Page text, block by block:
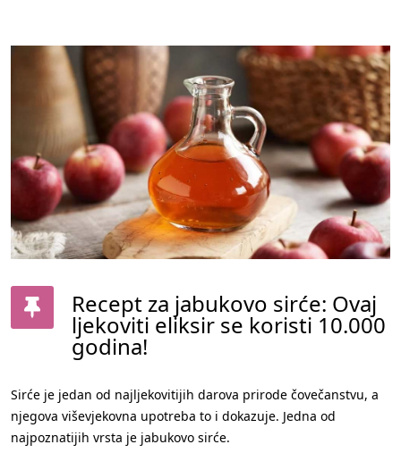
Recept za jabukovo sirće: Ovaj
ljekoviti eliksir se koristi 10.000
godina!
Sirće je jedan od najljekovitijih darova prirode čovečanstvu, a
njegova viševjekovna upotreba to i dokazuje. Jedna od
najpoznatijih vrsta je jabukovo sirće.